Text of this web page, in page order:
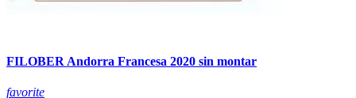
FILOBER Andorra Francesa 2020 sin montar
favorite